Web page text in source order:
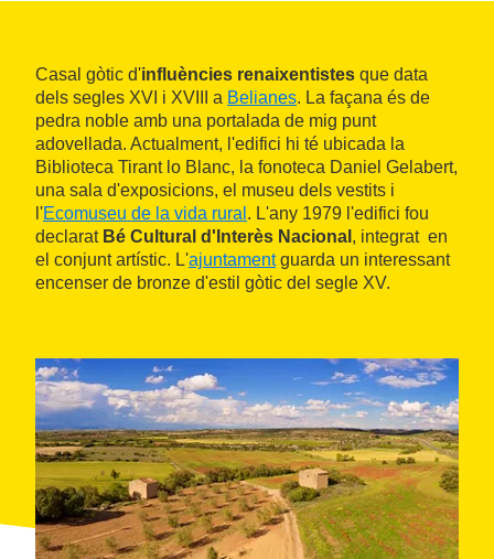
Casal gòtic d'influències renaixentistes que data
dels segles XVI i XVIII a Belianes. La façana és de
pedra noble amb una portalada de mig punt
adovellada. Actualment, l'edifici hi té ubicada la
Biblioteca Tirant lo Blanc, la fonoteca Daniel Gelabert,
una sala d'exposicions, el museu dels vestits i
l'Ecomuseu de la vida rural . L'any 1979 l'edifici fou
declarat Bé Cultural d'Interès Nacional , integrat en
el conjunt artístic. L'ajuntamentguarda un interessant
encenser de bronze d'estil gòtic del segle XV.